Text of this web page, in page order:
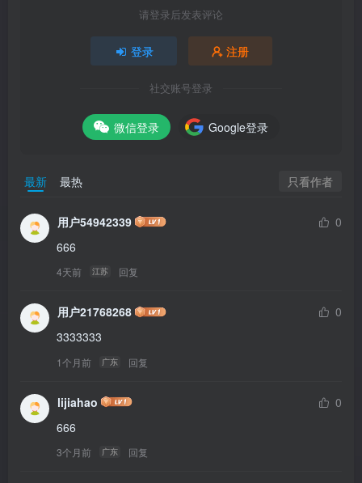
请登录后发表评论
登录 注册
社交账号登录
微信登录 Google登录
最新 最热 只看作者
用户54942339
0
666
4天前 江苏 回复
用户21768268
0
3333333
1个月前 广东 回复
lijiahao
0
666
3个月前 广东 回复